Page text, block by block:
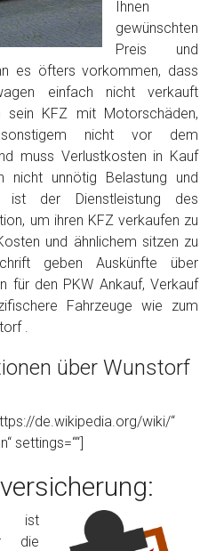
Ihnen
gewünschten
Preis und
es öfters vorkommen, dass
einfach nicht verkauft
KFZ mit Motorschäden,
nicht vor dem
muss Verlustkosten in Kauf
nicht unnötig Belastung und
ist der Dienstleistung des
um ihren KFZ verkaufen zu
und ähnlichem sitzen zu
geben Auskünfte über
für den PKW Ankauf, Verkauf
Fahrzeuge wie zum
.
über Wunstorf
de.wikipedia.org/wiki/“
settings=““]
ist
die